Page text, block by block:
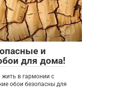
0
и
для дома!
жить в гармонии с
обои безопасны для